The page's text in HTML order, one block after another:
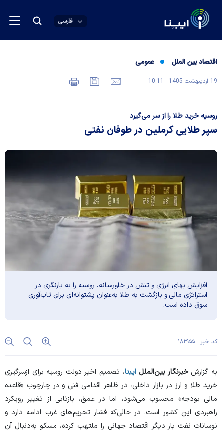
فارسی
اقتصاد بین الملل عمومی
19 ارديبهشت 1405 - 10:11
روسیه خرید طلا را از سر می‌گیرد
سپر طلایی کرملین در طوفان نفتی
افزایش بهای انرژی و تنش‌ در خاورمیانه، روسیه را به بازنگری در
استراتژی مالی و بازگشت به طلا به‌عنوان پشتوانه‌ای برای تاب‌آوری
سوق داده است.
کد خبر : ۱۸۲۹۵۵
به گزارشخبرنگار بین‌المللایبنا، تصمیم اخیر دولت روسیه برای ازسرگیری
خرید طلا و ارز در بازار داخلی، در ظاهر اقدامی فنی و در چارچوب «قاعده
مالی بودجه» محسوب می‌شود، اما در عمق، بازتابی از تغییر رویکرد
راهبردی این کشور است. در حالی‌که فشار تحریم‌های غرب ادامه دارد و
نوسانات نفت بار دیگر اقتصاد جهانی را ملتهب کرده، مسکو به‌دنبال آن